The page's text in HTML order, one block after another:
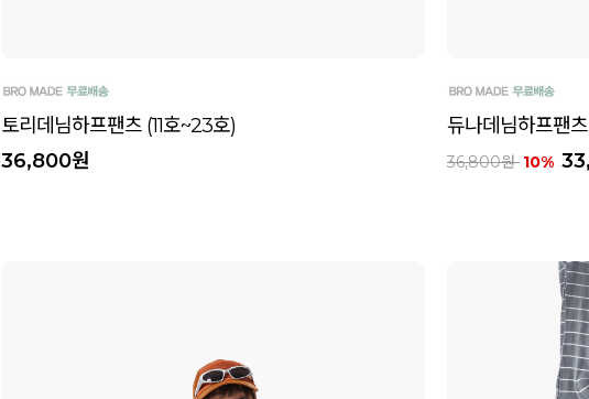
토리데님하프팬츠 (11호~23호)
36,800원
듀나데님하프팬
36,800원 10%